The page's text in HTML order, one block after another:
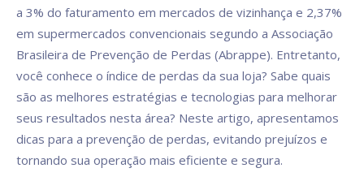
a 3% do faturamento em mercados de vizinhança e 2,37%
em supermercados convencionais segundo a Associação
Brasileira de Prevenção de Perdas (Abrappe). Entretanto,
você conhece o índice de perdas da sua loja? Sabe quais
são as melhores estratégias e tecnologias para melhorar
seus resultados nesta área? Neste artigo, apresentamos
dicas para a prevenção de perdas, evitando prejuízos e
tornando sua operação mais eficiente e segura.